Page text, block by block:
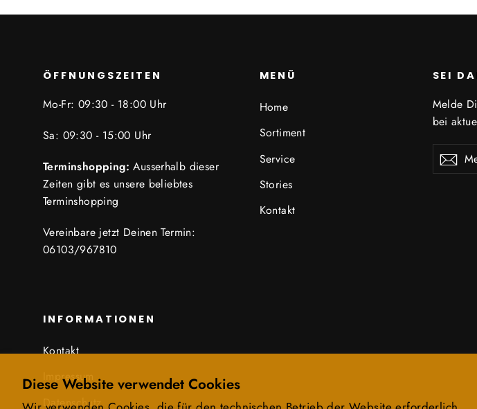
Diese Website verwendet Cookies
ÖFFNUNGSZEITEN
Mo-Fr: 09:30 - 18:00 Uhr
Sa: 09:30 - 15:00 Uhr
Terminshopping:Ausserhalb dieser
Zeiten gibt es unsere beliebtes
Terminshopping
Vereinbare jetzt Deinen Termin:
06103/967810
MENÜ
Home
Sortiment
Service
Stories
Kontakt
SEI
Melde
bei
Melden
Sie
INFORMATIONEN
Kontakt
Impressum
Datenschutz